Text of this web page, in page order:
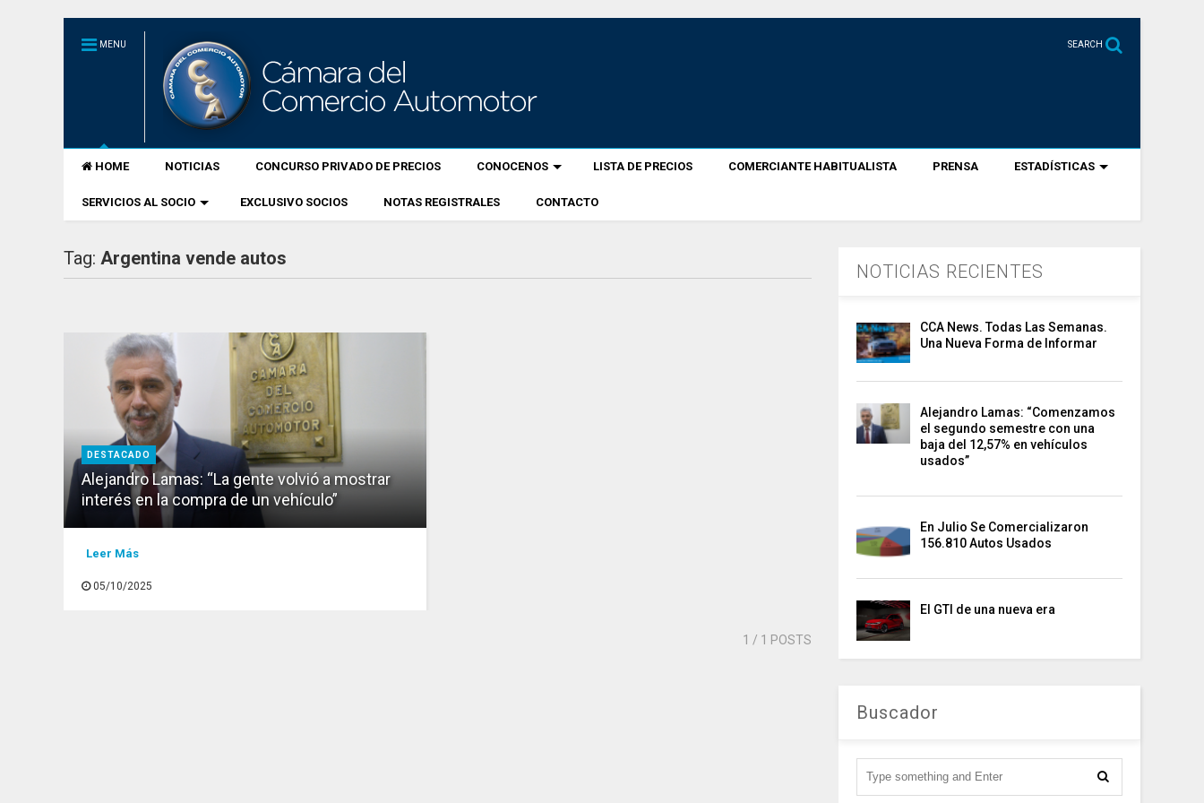
MENU SEARCH
HOME NOTICIAS CONCURSO PRIVADO DE PRECIOS CONOCENOS LISTA DE PRECIOS COMERCIANTE HABITUALISTA PRENSA ESTADÍSTICAS
SERVICIOS AL SOCIO EXCLUSIVO SOCIOS NOTAS REGISTRALES CONTACTO
Tag:Argentina vende autos
DESTACADO
Alejandro Lamas: “La gente volvió a mostrar
interés en la compra de un vehículo”
Leer Más
05/10/2025
1 / 1 POSTS
NOTICIAS RECIENTES
CCA News. Todas Las Semanas.
Una Nueva Forma de Informar
Alejandro Lamas: “Comenzamos
el segundo semestre con una
baja del 12,57% en vehículos
usados”
En Julio Se Comercializaron
156.810 Autos Usados
El GTI de una nueva era
Buscador